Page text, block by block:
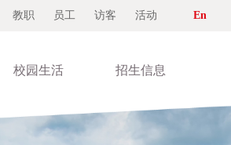
教职 员工 访客 活动 En
校园生活 招生信息